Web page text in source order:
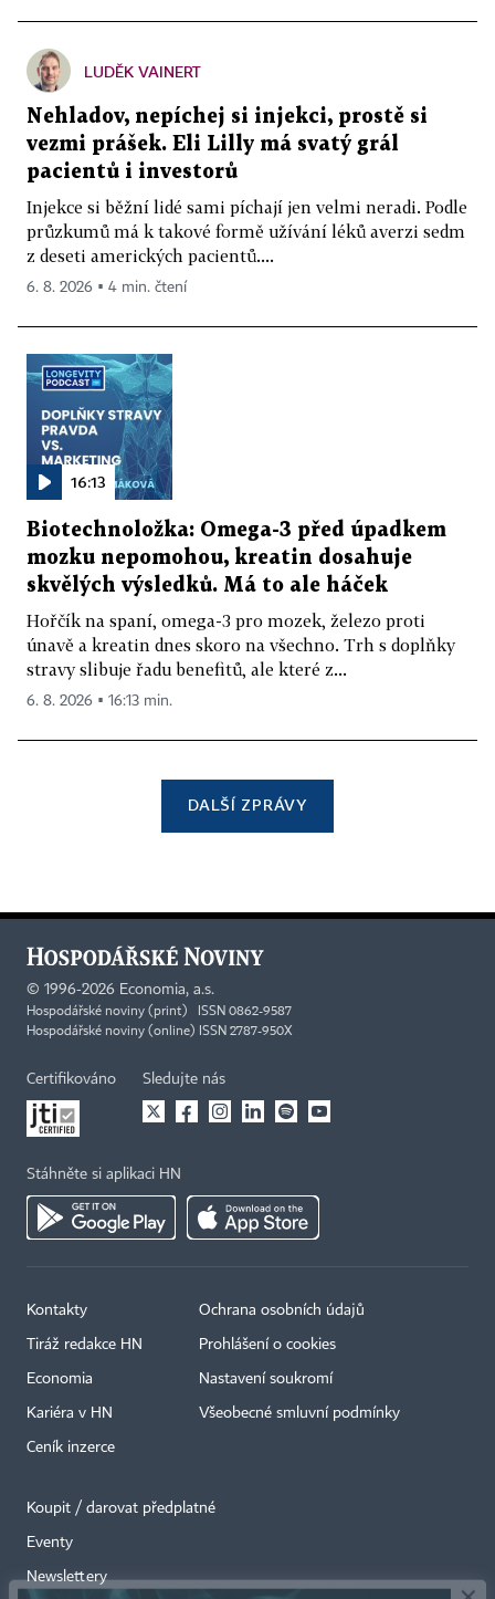
LUDĚK VAINERT
Nehladov, nepíchej si injekci, prostě si
vezmi prášek. Eli Lilly má svatý grál
pacientů i investorů
Injekce si běžní lidé sami píchají jen velmi neradi. Podle
průzkumů má k takové formě užívání léků averzi sedm
z deseti amerických pacientů....
6. 8. 2026 ▪ 4 min. čtení
16:13
Biotechnoložka: Omega-3 před úpadkem
mozku nepomohou, kreatin dosahuje
skvělých výsledků. Má to ale háček
Hořčík na spaní, omega-3 pro mozek, železo proti
únavě a kreatin dnes skoro na všechno. Trh s doplňky
stravy slibuje řadu benefitů, ale které z...
6. 8. 2026 ▪ 16:13 min.
DALŠÍ ZPRÁVY
© 1996-2026 Economia, a.s.
Hospodářské noviny (print) ISSN 0862-9587
Hospodářské noviny (online) ISSN 2787-950X
Certifikováno Sledujte nás
Stáhněte si aplikaci HN
Kontakty
Tiráž redakce HN
Economia
Kariéra v HN
Ceník inzerce
Ochrana osobních údajů
Prohlášení o cookies
Nastavení soukromí
Všeobecné smluvní podmínky
Koupit / darovat předplatné
Eventy
Newslettery